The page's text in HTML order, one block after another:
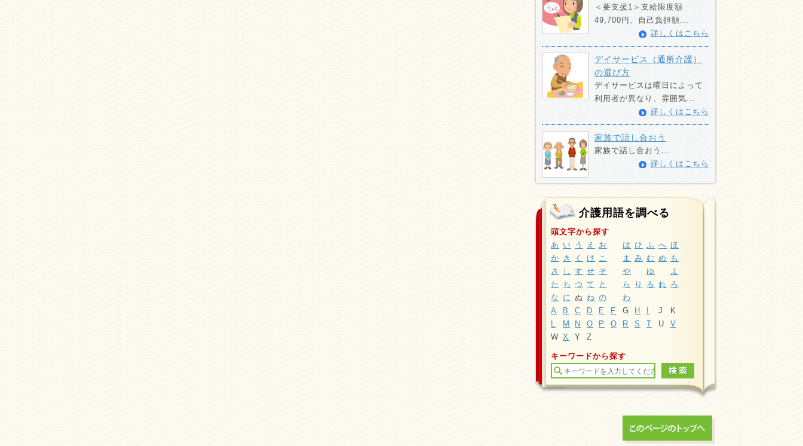
＜要支援1＞支給限度額
49,700円、自己負担額...
詳しくはこちら
デイサービス（通所介護）
の選び方
デイサービスは曜日によって
利用者が異なり、雰囲気...
詳しくはこちら
家族で話し合おう
家族で話し合おう...
詳しくはこちら
介護用語を調べる
頭文字から探す
あ い う え お は ひ ふ へ ほ
か き く け こ ま み む め
も
さ
し す せ そ や ゆ
よ
た ち つ て と ら り る れ ろ
な に ぬ ね の
わ
A
B C D E F G H J
K
L
M N O P Q R S T U
V
W X Y Z
キーワードから探す